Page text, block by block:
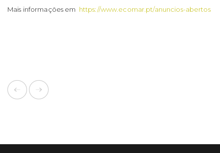
Mais informações em https://www.ecomar.pt/anuncios-abertos